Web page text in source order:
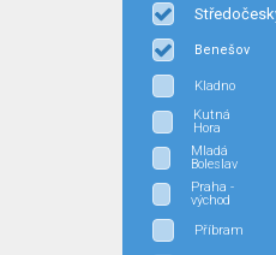
Benešov
Kladno
Kutná
Hora
Mladá
Boleslav
Praha -
východ
Příbram